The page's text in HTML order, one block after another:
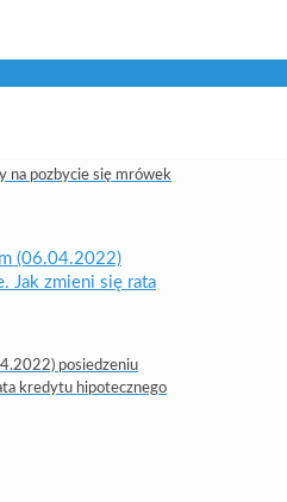
na pozbycie się mrówek
posiedzeniu
kredytu hipotecznego